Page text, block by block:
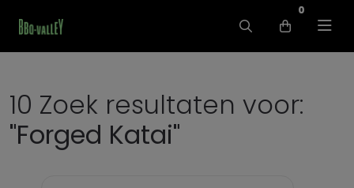
0
10 Zoek resultaten voor:
"Forged Katai"